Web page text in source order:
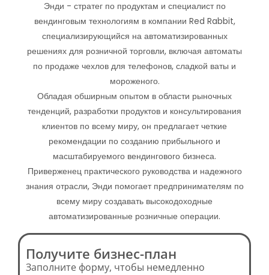
Энди - стратег по продуктам и специалист по
вендинговым технологиям в компании Red Rabbit,
специализирующийся на автоматизированных
решениях для розничной торговли, включая автоматы
по продаже чехлов для телефонов, сладкой ваты и
мороженого.
Обладая обширным опытом в области рыночных
тенденций, разработки продуктов и консультирования
клиентов по всему миру, он предлагает четкие
рекомендации по созданию прибыльного и
масштабируемого вендингового бизнеса.
Приверженец практического руководства и надежного
знания отрасли, Энди помогает предпринимателям по
всему миру создавать высокодоходные
автоматизированные розничные операции.
Получите бизнес-план
Заполните форму, чтобы немедленно